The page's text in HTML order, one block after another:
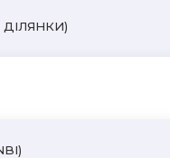
ДІЛЯНКИ)